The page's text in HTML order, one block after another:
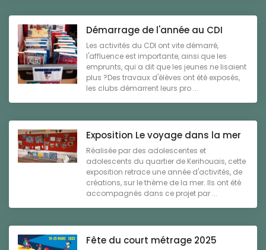
Démarrage de l'année au CDI
Les activités du CDI ont vite démarré,
l'affluence est importante, ainsi que les
emprunts, qui a dit que les jeunes ne lisaient
plus ?Des travaux d'élèves ont été exposés,
les clubs démarrent leurs pro ...
Exposition Le voyage dans la mer
Réalisée par des adolescentes et
adolescents du quartier de Kerihouais, cette
exposition retrace une année d'activités, de
créations, sur le thème de la mer. Ils ont été
accompagnés dans ce projet par ...
Fête du court métrage 2025